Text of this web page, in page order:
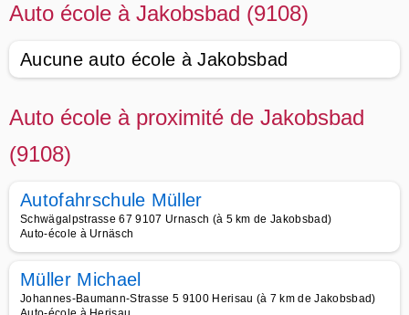
Auto école à Jakobsbad (9108)
Aucune auto école à Jakobsbad
Auto école à proximité de Jakobsbad
(9108)
Autofahrschule Müller
Schwägalpstrasse 67 9107 Urnasch (à 5 km de Jakobsbad)
Auto-école à Urnäsch
Müller Michael
Johannes-Baumann-Strasse 5 9100 Herisau (à 7 km de Jakobsbad)